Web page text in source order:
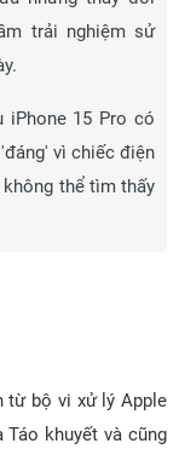
trải nghiệm sử
iPhone 15 Pro có
vì chiếc điện
thể tìm thấy
từ bộ vi xử lý Apple
khuyết và cũng